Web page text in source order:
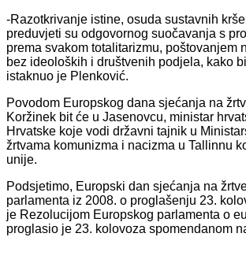
-Razotkrivanje istine, osuda sustavnih
preduvjeti su odgovornog suočavanja s
prema svakom totalitarizmu,
bez ideoloških i društvenih podjela, kako
istaknuo je Plenković.
Povodom Europskog dana sjećanja na
Koržinek bit će u Jasenovcu, ministar
Hrvatske koje vodi državni tajnik u
žrtvama komunizma i nacizma u Tallinnu
unije.
Podsjetimo, Europski dan sjećanja na
parlamenta iz 2008. o proglašenju 23.
je Rezolucijom Europskog parlamenta o
proglasio je 23. kolovoza spomendanom